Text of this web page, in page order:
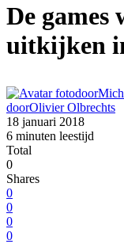
De games
uitkijken
door
doorOlivier Olbrechts
18 januari 2018
6 minuten leestijd
Total
0
Shares
0
0
0
0